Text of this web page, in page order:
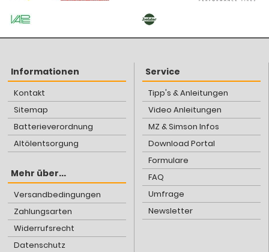
Informationen
Kontakt
Sitemap
Batterieverordnung
Altölentsorgung
Mehr über...
Versandbedingungen
Zahlungsarten
Widerrufsrecht
Datenschutz
Service
Tipp's & Anleitungen
Video Anleitungen
MZ & Simson Infos
Download Portal
Formulare
FAQ
Umfrage
Newsletter